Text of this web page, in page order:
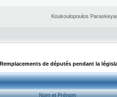
Koukoulopoulos
Remplacements de députés pendant la
Nom et Prénom